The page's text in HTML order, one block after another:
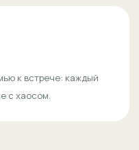
к встрече: каждый
с хаосом.